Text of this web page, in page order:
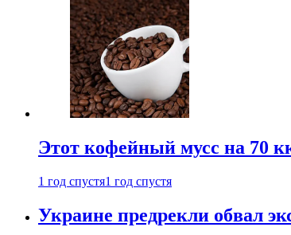
Этот кофейный мусс на 70
1 год спустя1 год спустя
Украине предрекли обвал